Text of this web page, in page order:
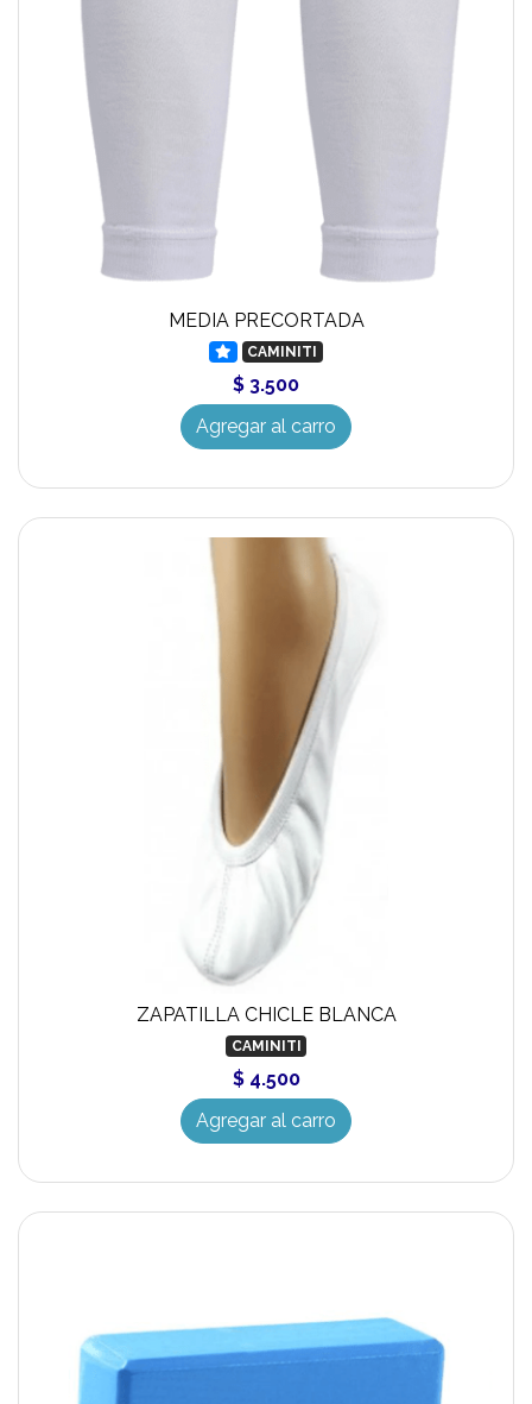
MEDIA PRECORTADA
CAMINITI
$ 3.500
Agregar al carro
ZAPATILLA CHICLE BLANCA
CAMINITI
$ 4.500
Agregar al carro